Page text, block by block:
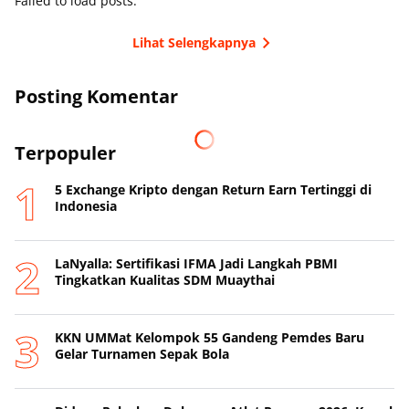
Lihat Selengkapnya
Posting Komentar
Terpopuler
5 Exchange Kripto dengan Return Earn Tertinggi di
Indonesia
LaNyalla: Sertifikasi IFMA Jadi Langkah PBMI
Tingkatkan Kualitas SDM Muaythai
KKN UMMat Kelompok 55 Gandeng Pemdes Baru
Gelar Turnamen Sepak Bola